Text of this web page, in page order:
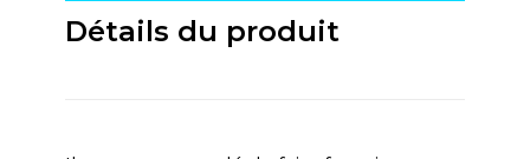
Détails du produit